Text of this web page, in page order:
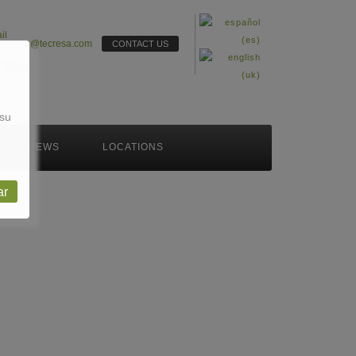
CONTACT US
NEWS LOCATIONS